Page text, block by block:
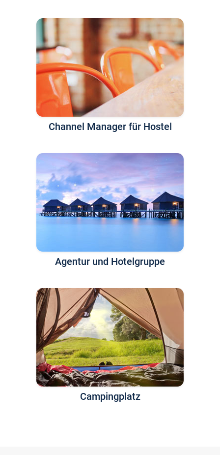
Channel Manager für Hostel
Agentur und Hotelgruppe
Campingplatz